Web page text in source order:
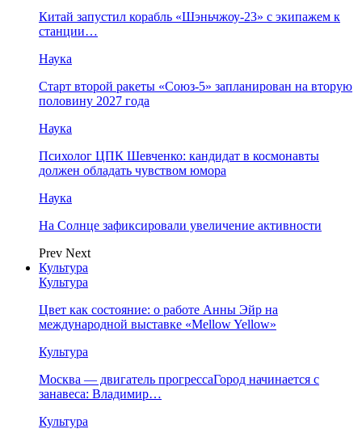
Китай запустил корабль «Шэньчжоу-23» с экипажем к
станции…
Наука
Старт второй ракеты «Союз-5» запланирован на вторую
половину 2027 года
Наука
Психолог ЦПК Шевченко: кандидат в космонавты
должен обладать чувством юмора
Наука
На Солнце зафиксировали увеличение активности
Prev Next
Культура
Культура
Цвет как состояние: о работе Анны Эйр на
международной выставке «Mellow Yellow»
Культура
Москва — двигатель прогрессаГород начинается с
занавеса: Владимир…
Культура